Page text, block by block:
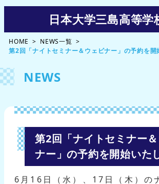
日本大学三島高等学
HOME
NEWS一覧
第2回「ナイトセミナー＆ウェビナー」の予約を開
NEWS
第2回「ナイトセミナー
ナー」の予約を開始いた
6月16日（水）、17日（木）の